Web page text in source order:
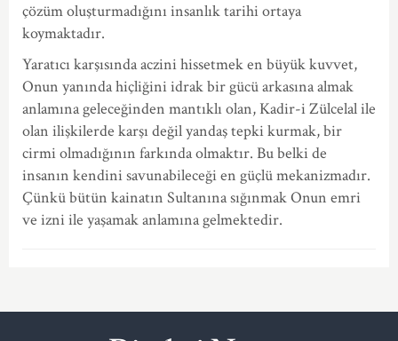
çözüm oluşturmadığını insanlık tarihi ortaya
koymaktadır.
Yaratıcı karşısında aczini hissetmek en büyük kuvvet,
Onun yanında hiçliğini idrak bir gücü arkasına almak
anlamına geleceğinden mantıklı olan, Kadir-i Zülcelal ile
olan ilişkilerde karşı değil yandaş tepki kurmak, bir
cirmi olmadığının farkında olmaktır. Bu belki de
insanın kendini savunabileceği en güçlü mekanizmadır.
Çünkü bütün kainatın Sultanına sığınmak Onun emri
ve izni ile yaşamak anlamına gelmektedir.